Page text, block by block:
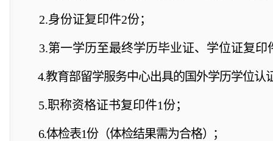
2.身份证复印件2份；
3.第一学历至最终学历毕业证、学位证复印
4.教育部留学服务中心出具的国外学历学位认
5.职称资格证书复印件1份；
6.体检表1份（体检结果需为合格）；